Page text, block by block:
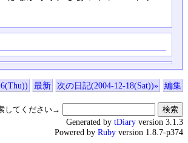
最新 次の日記(2004-12-18(Sat))» 編集
してください→
Generated by tDiary version 3.1.3
Powered by Ruby version 1.8.7-p374